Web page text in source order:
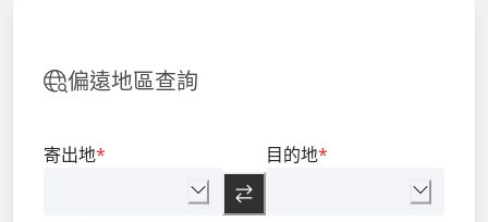
偏遠地區查詢
寄出地* 目的地*